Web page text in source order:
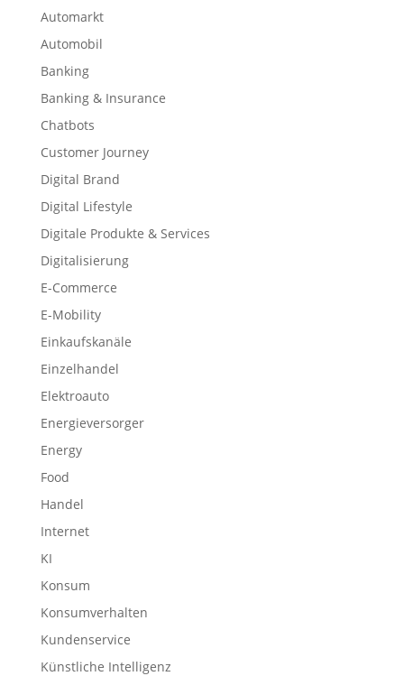
Automarkt
Automobil
Banking
Banking & Insurance
Chatbots
Customer Journey
Digital Brand
Digital Lifestyle
Digitale Produkte & Services
Digitalisierung
E-Commerce
E-Mobility
Einkaufskanäle
Einzelhandel
Elektroauto
Energieversorger
Energy
Food
Handel
Internet
KI
Konsum
Konsumverhalten
Kundenservice
Künstliche Intelligenz